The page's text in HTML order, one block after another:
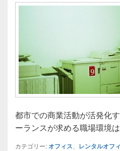
都市での商業活動が活発化
ーランスが求める職場環境
カテゴリー:オフィス レンタルオフ